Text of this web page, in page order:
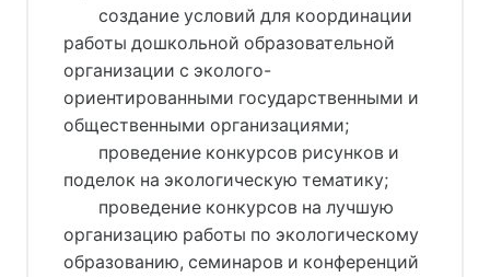
создание условий для координации
работы дошкольной образовательной
организации с эколого-
ориентированными государственными и
общественными организациями;
проведение конкурсов рисунков и
поделок на экологическую тематику;
проведение конкурсов на лучшую
организацию работы по экологическому
образованию, семинаров и конференций